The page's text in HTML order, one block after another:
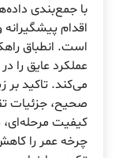
با جمع‌بندی
اقدام
است. انطباق
عملکرد عایق را
می‌کند. تاکید
صحیح، جزئیات
کیفیت
چرخه عمر را